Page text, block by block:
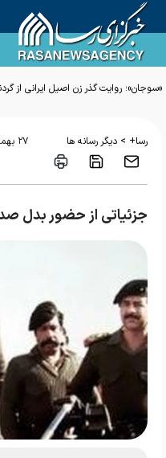
رسا+ > دیگر رسانه ها ۲۷ بهمن ۱۴۰۴ - ۱۷:۳۰
جزئیاتی از حضور بدل